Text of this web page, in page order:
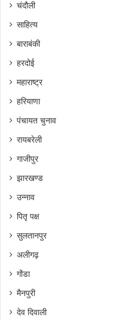
चंदौली
साहित्य
बाराबंकी
हरदोई
महाराष्ट्र
हरियाणा
पंचायत चुनाव
रायबरेली
गाजीपुर
झारखण्ड
उन्नाव
पितृ पक्ष
सुलतानपुर
अलीगढ़
गोंडा
मैनपुरी
देव दिवाली